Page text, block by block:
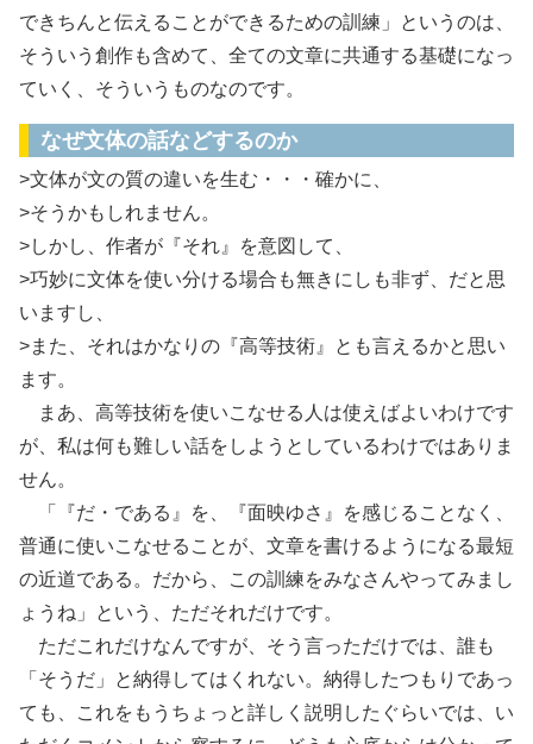
できちんと伝えることができるための訓練」というのは、
そういう創作も含めて、全ての文章に共通する基礎になっ
ていく、そういうものなのです。
なぜ文体の話などするのか
>文体が文の質の違いを生む・・・確かに、
>そうかもしれません。
>しかし、作者が『それ』を意図して、
>巧妙に文体を使い分ける場合も無きにしも非ず、だと思
いますし、
>また、それはかなりの『高等技術』とも言えるかと思い
ます。
まあ、高等技術を使いこなせる人は使えばよいわけです
が、私は何も難しい話をしようとしているわけではありま
せん。
「『だ・である』を、『面映ゆさ』を感じることなく、
普通に使いこなせることが、文章を書けるようになる最短
の近道である。だから、この訓練をみなさんやってみまし
ょうね」という、ただそれだけです。
ただこれだけなんですが、そう言っただけでは、誰も
「そうだ」と納得してはくれない。納得したつもりであっ
ても、これをもうちょっと詳しく説明したぐらいでは、い